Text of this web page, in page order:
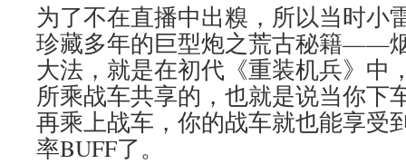
为了不在直播中出糗，所以当时小
珍藏多年的巨型炮之荒古秘籍——
大法，就是在初代《重装机兵》中
所乘战车共享的，也就是说当你下
再乘上战车，你的战车就也能享受
率BUFF了。